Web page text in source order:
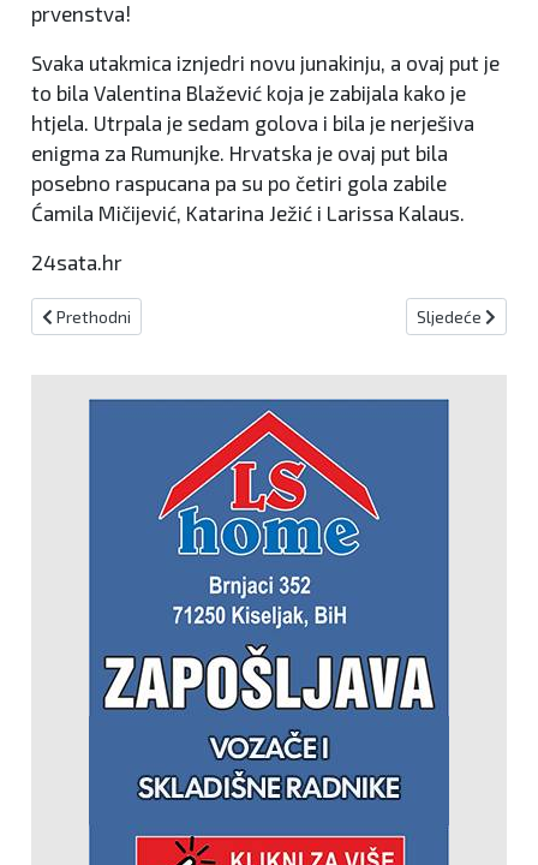
prvenstva!
Svaka utakmica iznjedri novu junakinju, a ovaj put je
to bila Valentina Blažević koja je zabijala kako je
htjela. Utrpala je sedam golova i bila je nerješiva
enigma za Rumunjke. Hrvatska je ovaj put bila
posebno raspucana pa su po četiri gola zabile
Ćamila Mičijević, Katarina Ježić i Larissa Kalaus.
24sata.hr
Prethodni članak: Pravomoćno: Bivši igrač Reala i Citya osuđen
Prethodni Sljedeći
Sljedeće